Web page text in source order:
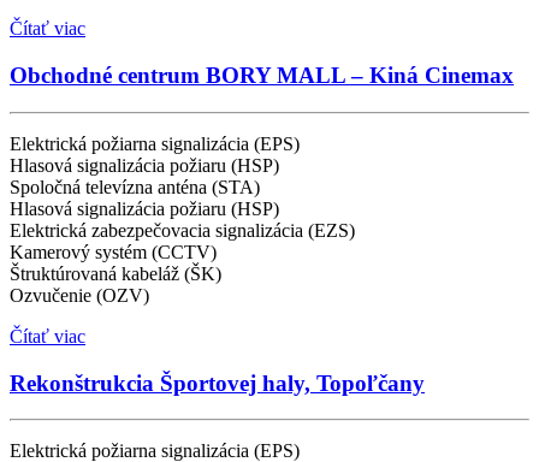
Čítať viac
Obchodné centrum BORY MALL – Kiná Cinemax
Elektrická požiarna signalizácia (EPS)
Hlasová signalizácia požiaru (HSP)
Spoločná televízna anténa (STA)
Hlasová signalizácia požiaru (HSP)
Elektrická zabezpečovacia signalizácia (EZS)
Kamerový systém (CCTV)
Štruktúrovaná kabeláž (ŠK)
Ozvučenie (OZV)
Čítať viac
Rekonštrukcia Športovej haly, Topoľčany
Elektrická požiarna signalizácia (EPS)